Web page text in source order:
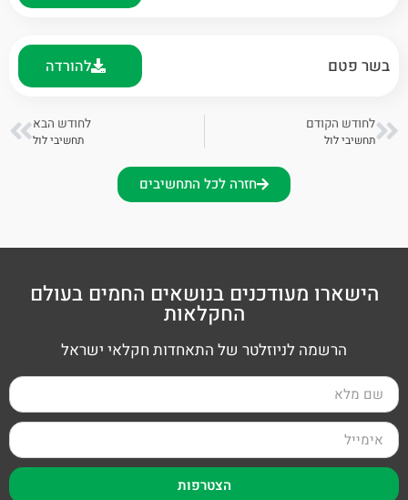
בשר פטם להורדה
לחודש הקודם
תחשיבי לול
לחודש הבא
תחשיבי לול
חזרה לכל התחשיבים
הישארו מעודכנים בנושאים החמים בעולם
החקלאות
הרשמה לניוזלטר של התאחדות חקלאי ישראל
הצטרפות